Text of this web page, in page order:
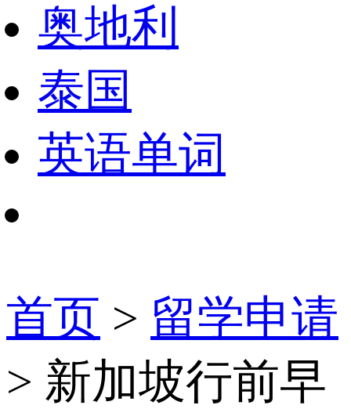
奥地利
泰国
英语单词
首页 > 留学申请
> 新加坡行前早